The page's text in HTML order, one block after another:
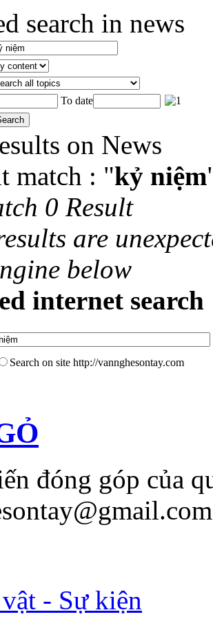
search in news
To date
on News
match : "kỷ niệm
0 Result
are
below
internet search
Search on site http://vannghesontay.com
đóng góp của
- Sự kiện